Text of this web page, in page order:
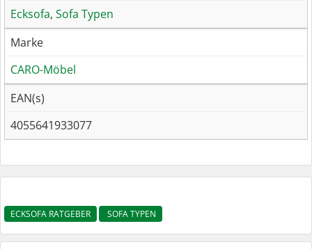
Ecksofa, Sofa Typen
Marke
CARO-Möbel
EAN(s)
4055641933077
ECKSOFA RATGEBER SOFA TYPEN